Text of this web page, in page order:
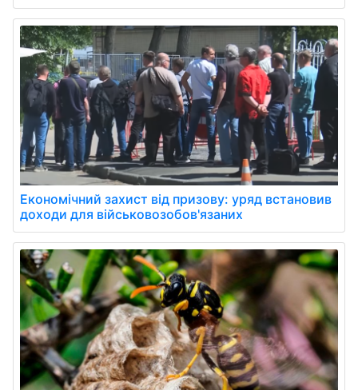
Економічний захист від призову: уряд встановив
доходи для військовозобов'язаних